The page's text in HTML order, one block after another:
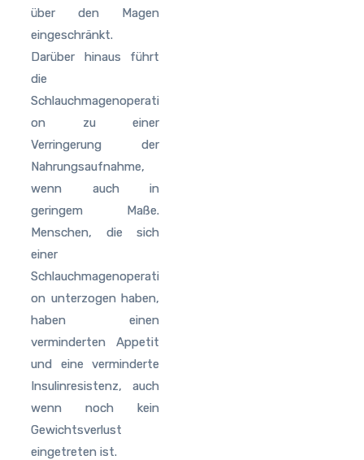
über den Magen
eingeschränkt.
Darüber hinaus führt
die
Schlauchmagenoperati
on zu einer
Verringerung der
Nahrungsaufnahme,
wenn auch in
geringem Maße.
Menschen, die sich
einer
Schlauchmagenoperati
on unterzogen haben,
haben einen
verminderten Appetit
und eine verminderte
Insulinresistenz, auch
wenn noch kein
Gewichtsverlust
eingetreten ist.